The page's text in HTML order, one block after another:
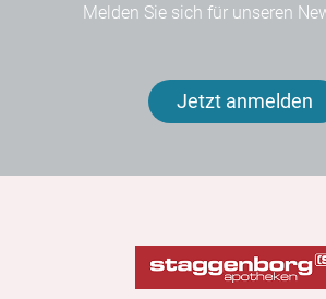
Melden Sie sich für unseren
Jetzt anmelden